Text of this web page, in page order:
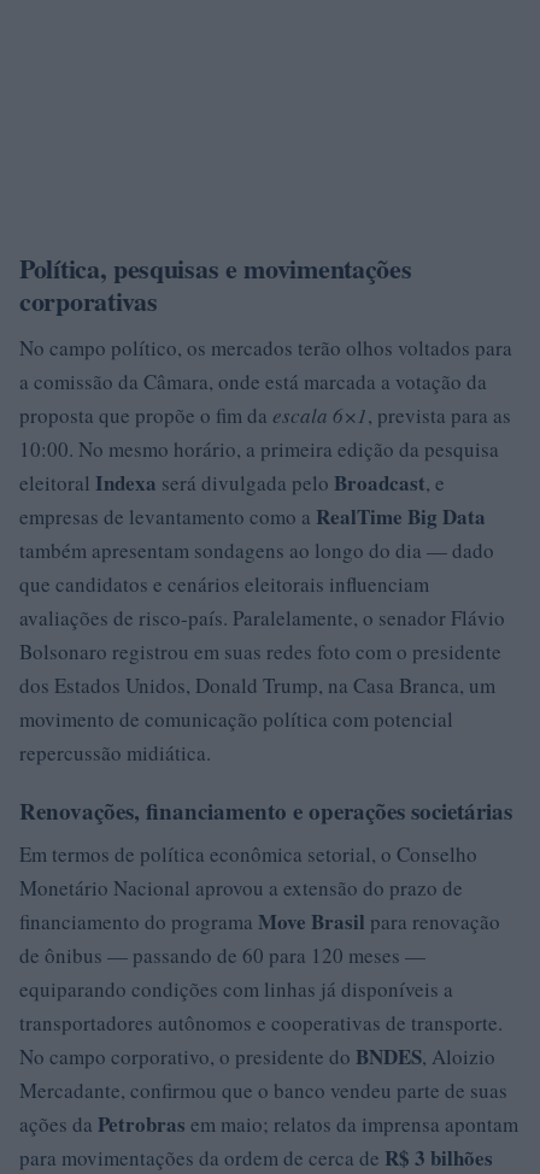
Política, pesquisas e movimentações
corporativas
No campo político, os mercados terão olhos voltados para
a comissão da Câmara, onde está marcada a votação da
proposta que propõe o fim da escala 6×1, prevista para as
10:00. No mesmo horário, a primeira edição da pesquisa
eleitoral Indexa será divulgada pelo Broadcast, e
empresas de levantamento como a RealTime Big Data
também apresentam sondagens ao longo do dia — dado
que candidatos e cenários eleitorais influenciam
avaliações de risco-país. Paralelamente, o senador Flávio
Bolsonaro registrou em suas redes foto com o presidente
dos Estados Unidos, Donald Trump, na Casa Branca, um
movimento de comunicação política com potencial
repercussão midiática.
Renovações, financiamento e operações societárias
Em termos de política econômica setorial, o Conselho
Monetário Nacional aprovou a extensão do prazo de
financiamento do programa Move Brasil para renovação
de ônibus — passando de 60 para 120 meses —
equiparando condições com linhas já disponíveis a
transportadores autônomos e cooperativas de transporte.
No campo corporativo, o presidente do BNDES, Aloizio
Mercadante, confirmou que o banco vendeu parte de suas
ações da Petrobras em maio; relatos da imprensa apontam
para movimentações da ordem de cerca de R$ 3 bilhões